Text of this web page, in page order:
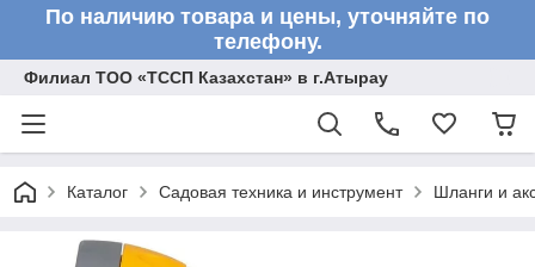
По наличию товара и цены, уточняйте по
телефону.
Филиал ТОО «ТССП Казахстан» в г.Атырау
Каталог Садовая техника и инструмент Шланги и